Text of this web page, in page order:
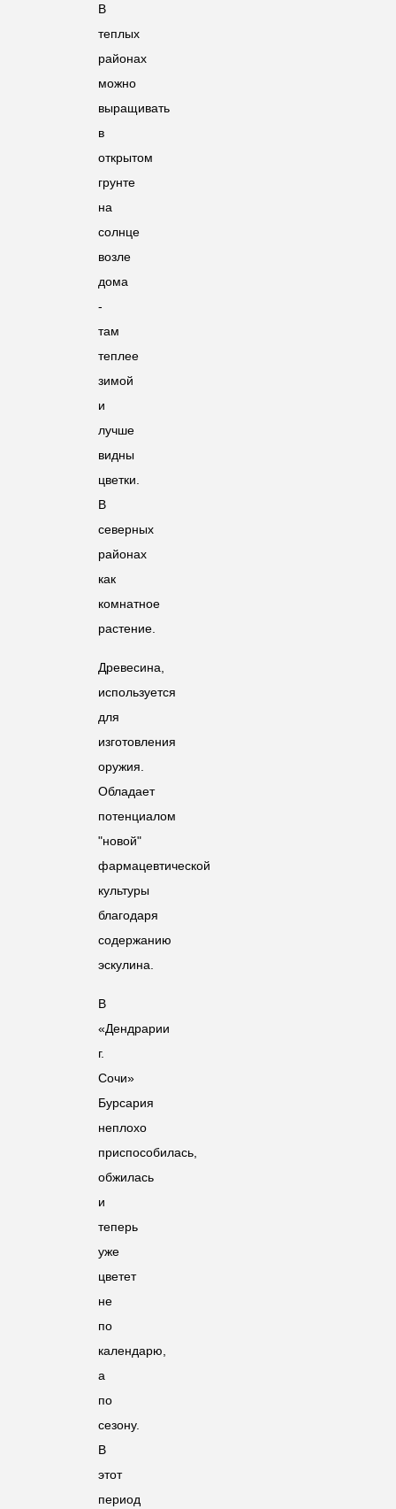
В
теплых
районах
можно
выращивать
в
открытом
грунте
на
солнце
возле
дома
-
там
теплее
зимой
и
лучше
видны
цветки.
В
северных
районах
как
комнатное
растение.
Древесина,
используется
для
изготовления
оружия.
Обладает
потенциалом
"новой"
фармацевтической
культуры
благодаря
содержанию
эскулина.
В
«Дендрарии
г.
Сочи»
Бурсария
неплохо
приспособилась,
обжилась
и
теперь
уже
цветет
не
по
календарю,
а
по
сезону.
В
этот
период